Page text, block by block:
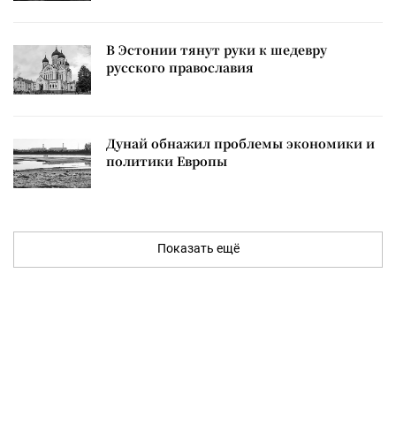
В Эстонии тянут руки к шедевру
русского православия
Дунай обнажил проблемы экономики и
политики Европы
Показать ещё